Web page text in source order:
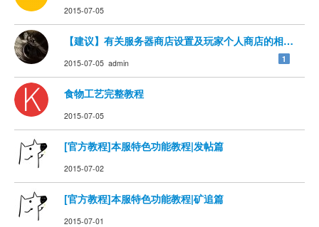
2015-07-05
【建议】有关服务器商店设置及玩家个人商店的相关想法
2015-07-05 admin 1
食物工艺完整教程
2015-07-05
[官方教程]本服特色功能教程|发帖篇
2015-07-02
[官方教程]本服特色功能教程|矿追篇
2015-07-01